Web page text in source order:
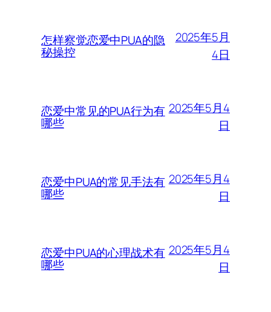
怎样察觉恋爱中PUA的隐
秘操控
2025年5月
4日
恋爱中常见的PUA行为有
哪些
2025年5月4
日
恋爱中PUA的常见手法有
哪些
2025年5月4
日
恋爱中PUA的心理战术有
哪些
2025年5月4
日